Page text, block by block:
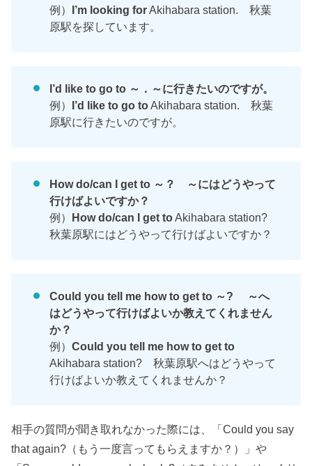
例） I’m looking forAkihabara station. 秋葉
原駅を探しています。
I’d like to go to ～．～に行きたいのですが。
例） I’d like to go toAkihabara station. 秋葉
原駅に行きたいのですが。
How do/can I get to ～？ ～にはどうやって
行けばよいですか？
例） How do/can I get toAkihabara station?
秋葉原駅にはどうやって行けばよいですか？
Could you tell me how to get to ～? ～へ
はどうやって行けばよいか教えてくれません
か？
例）Could you tell me how to get to
Akihabara station? 秋葉原駅へはどうやって
行けばよいか教えてくれませんか？
相手の質問が聞き取れなかった際には、「Could you say
that again?（もう一度言ってもらえますか？）」や